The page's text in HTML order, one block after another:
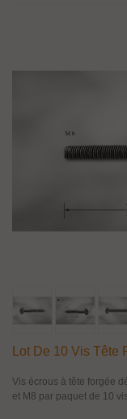
Lot De 10 Vis
Vis écrous à tête forgée
et M8 par paquet de 10